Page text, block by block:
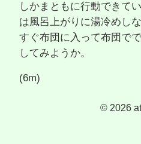
しかまともに行動できて
は風呂上がりに湯冷めし
すぐ布団に入って布団で
してみようか。
(6m)
© 2026